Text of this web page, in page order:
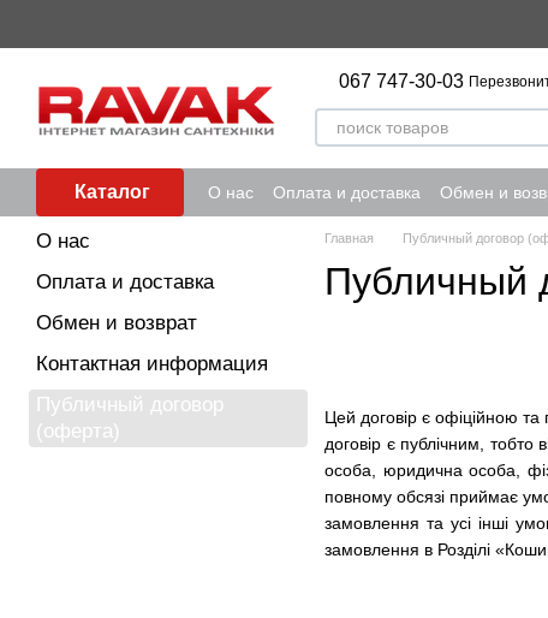
067 747-30-03
Каталог О нас Оплата и доставка Обмен и
Главная Публичный договор
Публичный
Цей договір є офіційною та
договір є публічним, тобто
особа, юридична особа,
повному обсязі приймає
замовлення та усі інші
замовлення в Розділі
О нас
Оплата и доставка
Обмен и возврат
Контактная информация
Публичный договор
(оферта)